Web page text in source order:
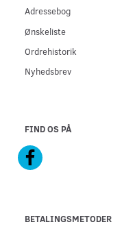
Adressebog
Ønskeliste
Ordrehistorik
Nyhedsbrev
FIND OS PÅ
BETALINGSMETODER